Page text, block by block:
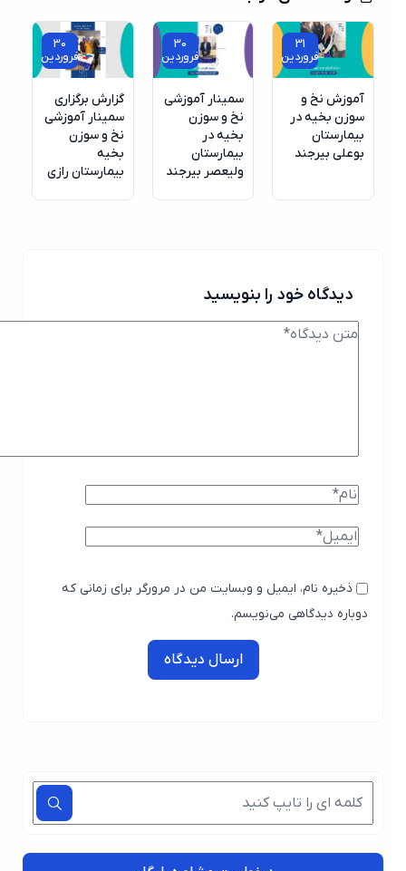
31
فروردین
آموزش نخ و
سوزن بخیه در
بیمارستان
بوعلی بیرجند
30
فروردین
سمینار آموزشی
نخ و سوزن
بخیه در
بیمارستان
ولیعصر بیرجند
30
فروردین
گزارش برگزاری
سمینار آموزشی
نخ و سوزن
بخیه
بیمارستان رازی
دیدگاه خود را بنویسید
ذخیره نام، ایمیل و وبسایت من در مرورگر برای زمانی که
دوباره دیدگاهی می‌نویسم.
ارسال دیدگاه